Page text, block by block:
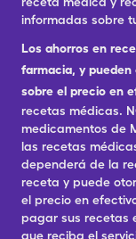
informadas sobre
Los ahorros en
farmacia, y pueden
sobre el precio en
recetas médicas.
medicamentos de
las recetas
dependerá de la
receta y puede
el precio en
pagar sus recetas
que reciba el